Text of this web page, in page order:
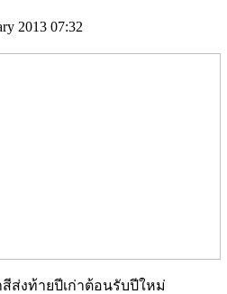
2013 07:32
ส่งท้ายปีเก่าต้อนรับปีใหม่